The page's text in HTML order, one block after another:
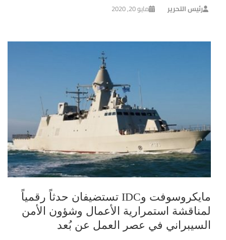
رئيس التحرير مايو 20, 2020
مايكروسوفت وIDC تستضيفان حدثاً رقمياً
لمناقشة استمرارية الأعمال وشؤون الأمن
السيبراني في عصر العمل عن بُعد